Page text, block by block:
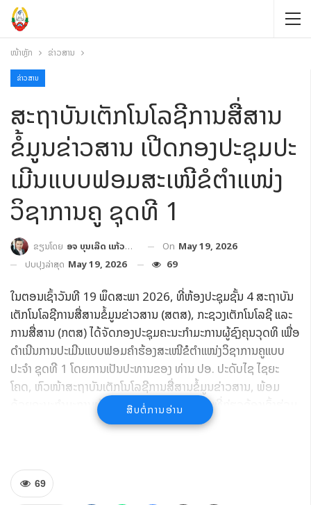
ໜ້າຫຼັກ ຂ່າວສານ
ຂ່າວສານ
ສະຖາບັນເຕັກໂນໂລຊີການສື່ສານ
ຂໍ້ມູນຂ່າວສານ ເປີດກອງປະຊຸມປະ
ເມີນແບບຟອມສະເໜີຂໍຕຳແໜ່ງ
ວິຊາການຄູ ຊຸດທີ 1
ຂຽນໂດຍ ອຈ ບຸນເລີດ ແກ້ວປະເສີດ On May 19, 2026
ປັບປຸງລ່າສຸດ May 19, 2026 69
ໃນຕອນເຊົ້າວັນທີ 19 ພຶດສະພາ 2026, ທີ່ຫ້ອງປະຊຸມຊັ້ນ 4 ສະຖາບັນ
ເຕັກໂນໂລຊີການສື່ສານຂໍ້ມູນຂ່າວສານ (ສຕສ), ກະຊວງເຕັກໂນໂລຊີ ແລະ
ການສື່ສານ (ກຕສ) ໄດ້ຈັດກອງປະຊຸມຄະນະກຳມະການຜູ້ຊົງຄຸນວຸດທິ ເພື່ອ
ດຳເນີນການປະເມີນແບບຟອມຄໍາຮ້ອງສະເໜີຂໍຕຳແໜ່ງວິຊາການຄູແບບ
ປະຈຳ ຊຸດທີ 1 ໂດຍການເປັນປະທານຂອງ ທ່ານ ປອ. ປະດັບໄຊ ໄຊຍະ
ໂຄດ, ຫົວໜ້າສະຖາບັນເຕັກໂນໂລຊີການສື່ສານຂໍ້ມູນຂ່າວສານ, ພ້ອມ
ດ້ວຍຄະນະກຳມະການຜູ້ຊົງຄຸນວຸດທິ ແລະ ພາກສ່ວນທີ່ກ່ຽວຂ້ອງເຂົ້າຮ່ວມ.
ສືບຕໍ່ການອ່ານ
69